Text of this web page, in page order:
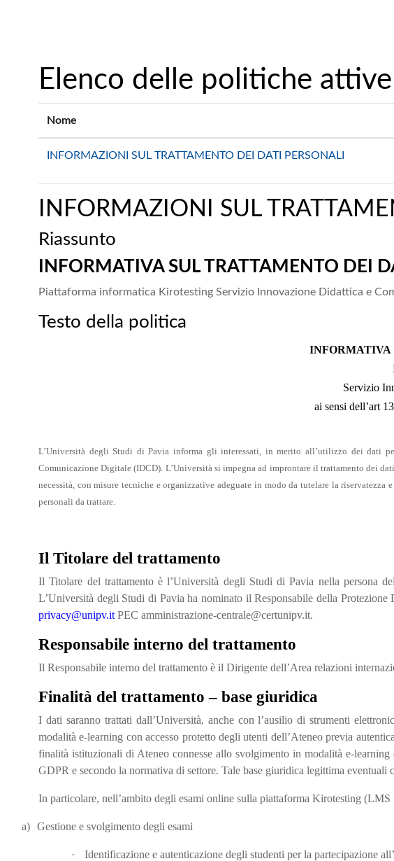
Elenco delle politiche attive
Nome
INFORMAZIONI SUL TRATTAMENTO DEI DATI PERSONALI
INFORMAZIONI SUL
Riassunto
INFORMATIVA SUL TRATTAMENTO DEI
Piattaforma informatica Kirotesting Servizio Innovazione Didattica e
Testo della politica
INFORMATIVA
Servizio
ai sensi dell’art
L’Università degli Studi di Pavia informa gli interessati, in merito all’utilizzo dei dati
Comunicazione Digitale (IDCD). L’Università si impegna ad improntare il trattamento dei
necessità, con misure tecniche e organizzative adeguate in modo da tutelare la
personali da trattare.
Il Titolare del trattamento
Il Titolare del trattamento è l’Università degli Studi di Pavia nella persona
L’Università degli Studi di Pavia ha nominato il Responsabile della
privacy@unipv.it PEC amministrazione-centrale@certunipv.it.
Responsabile interno del trattamento
Il Responsabile interno del trattamento è il Dirigente dell’Area relazioni
Finalità del trattamento – base giuridica
I dati saranno trattati dall’Università, anche con l’ausilio di strumenti
modalità e-learning con accesso protetto degli utenti dell’Ateneo previa
finalità istituzionali di Ateneo connesse allo svolgimento in modalità e-
GDPR e secondo la normativa di settore. Tale base giuridica legittima
In particolare, nell’ambito degli esami online sulla piattaforma Kirotesting
a) Gestione e svolgimento degli esami
· Identificazione e autenticazione degli studenti per la partecipazione